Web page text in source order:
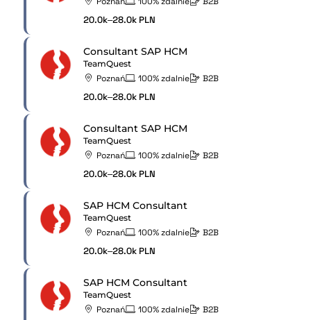
20.0k–28.0k PLN
Consultant SAP HCM
TeamQuest
Poznań 100% zdalnie B2B
20.0k–28.0k PLN
Consultant SAP HCM
TeamQuest
Poznań 100% zdalnie B2B
20.0k–28.0k PLN
SAP HCM Consultant
TeamQuest
Poznań 100% zdalnie B2B
20.0k–28.0k PLN
SAP HCM Consultant
TeamQuest
Poznań 100% zdalnie B2B